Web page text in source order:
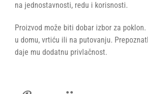
na jednostavnosti, redu i korisnosti.
Proizvod može biti dobar izbor za
u domu, vrtiću ili na putovanju.
daje mu dodatnu privlačnost.